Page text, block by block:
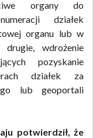
organy do
działek
organu lub w
wdrożenie
pozyskanie
działek za
lub geoportali
potwierdził, że